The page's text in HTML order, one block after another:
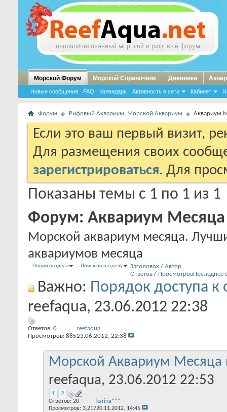
Морской Форум
Новые сообщения FAQ Календарь Активность в сети Кабинет
Морской Справочник Дневники
Форум Рифовый Аквариум, Морской Аквариум Аквариум
Если это ваш первый визит,
Для размещения своих
зарегистрироваться. Для
Показаны темы с 1 по 1 из 1
Форум: Аквариум Месяца
Морской аквариум месяца.
аквариумов месяца
Опции раздела Поиск по разделу Заголовок / Автор
Ответов / ПросмотровПоследнее
Важно: Порядок доступа к
reefaqua, 23.06.2012 22:38
Ответов: 0
Просмотров: 885
reefaqua
23.06.2012, 22:38
Морской Аквариум Месяца
reefaqua, 23.06.2012 22:53
1 2
Ответов: 20
Просмотров: 3,217
karina***
20.11.2012, 14:45